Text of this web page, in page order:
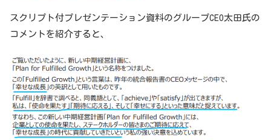
スクリプト付プレゼンテーション資料のグループCEO太田氏の
コメントを紹介すると、